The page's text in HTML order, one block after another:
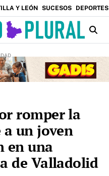
Y LEÓN SUCESOS DEPORTES
romper la
un joven
en una
de Valladolid